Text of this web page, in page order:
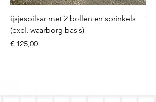
ijsjespilaar met 2 bollen en sprinkels
(excl. waarborg basis)
Prijs
€ 125,00
Prijs
€